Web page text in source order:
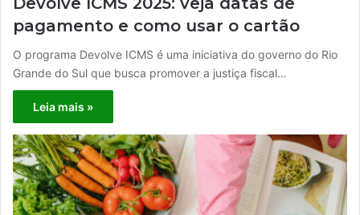
pagamento e como usar o cartão
O programa Devolve ICMS é uma iniciativa do governo do Rio
Grande do Sul que busca promover a justiça fiscal…
Leia mais »